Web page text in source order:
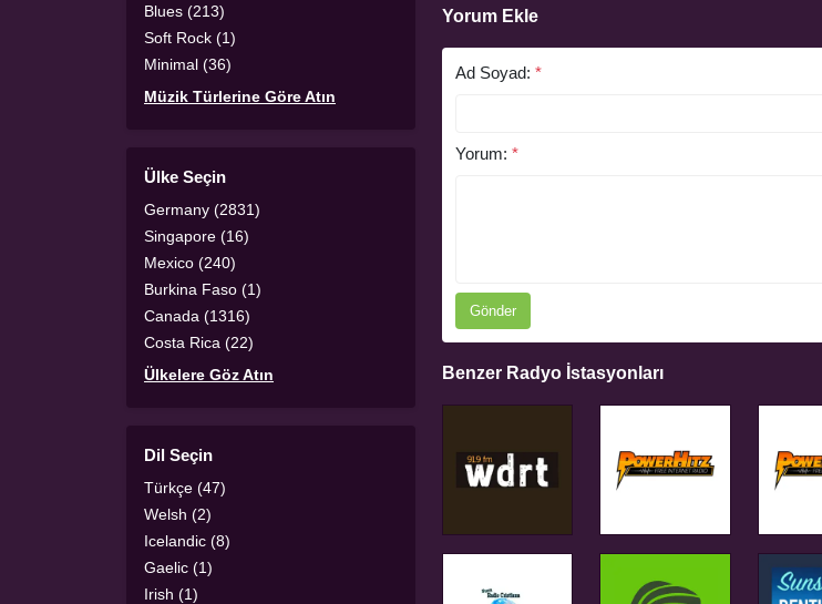
Blues (213)
Soft Rock (1)
Minimal (36)
Müzik Türlerine Göre Atın
Ülke Seçin
Germany (2831)
Singapore (16)
Mexico (240)
Burkina Faso (1)
Canada (1316)
Costa Rica (22)
Ülkelere Göz Atın
Dil Seçin
Türkçe (47)
Welsh (2)
Icelandic (8)
Gaelic (1)
Irish (1)
Yorum Ekle
Ad Soyad: *
Yorum: *
Gönder
Benzer Radyo İstasyonları